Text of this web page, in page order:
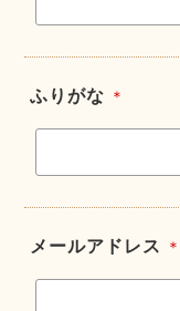
ふりがな ＊
メールアドレス ＊